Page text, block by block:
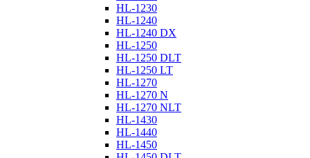
HL-1230
HL-1240
HL-1240 DX
HL-1250
HL-1250 DLT
HL-1250 LT
HL-1270
HL-1270 N
HL-1270 NLT
HL-1430
HL-1440
HL-1450